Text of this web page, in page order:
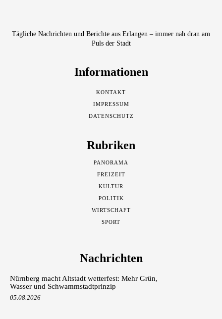
Tägliche Nachrichten und Berichte aus Erlangen – immer nah dran am
Puls der Stadt
Informationen
KONTAKT
IMPRESSUM
DATENSCHUTZ
Rubriken
PANORAMA
FREIZEIT
KULTUR
POLITIK
WIRTSCHAFT
SPORT
Nachrichten
Nürnberg macht Altstadt wetterfest: Mehr Grün,
Wasser und Schwammstadtprinzip
05.08.2026